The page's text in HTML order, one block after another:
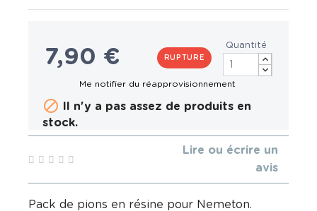
7,90 € RUPTURE
Quantité
 Il n'y a pas assez de produits en
stock.
Lire ou écrire un
avis
Pack de pions en résine pour Nemeton.